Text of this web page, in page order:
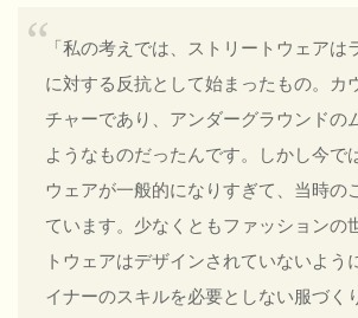
「私の考えでは、ストリートウェアは
に対する反抗として始まったもの。カ
チャーであり、アンダーグラウンドの
ようなものだったんです。しかし今で
ウェアが一般的になりすぎて、当時の
ています。少なくともファッションの
トウェアはデザインされていないよう
イナーのスキルを必要としない服づく